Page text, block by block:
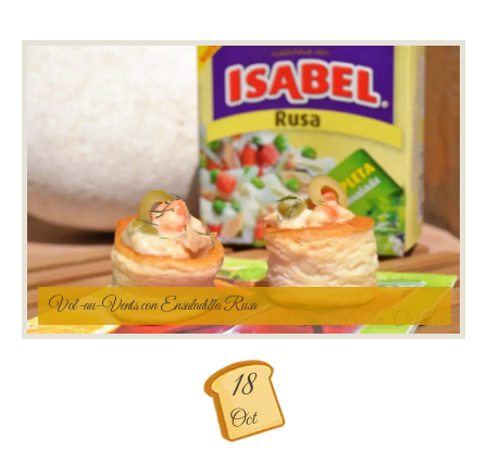
Vol-au-Vents con Ensaladilla Rusa
18
Oct